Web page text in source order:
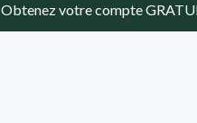
Obtenez votre compte